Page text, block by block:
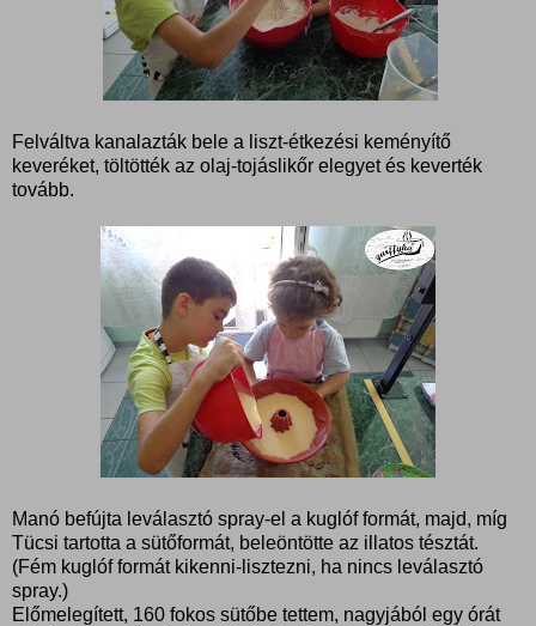
Felváltva kanalazták bele a liszt-étkezési keményítő
keveréket, töltötték az olaj-tojáslikőr elegyet és keverték
tovább.
Manó befújta leválasztó spray-el a kuglóf formát, majd, míg
Tücsi tartotta a sütőformát, beleöntötte az illatos tésztát.
(Fém kuglóf formát kikenni-lisztezni, ha nincs leválasztó
spray.)
Előmelegített, 160 fokos sütőbe tettem, nagyjából egy órát